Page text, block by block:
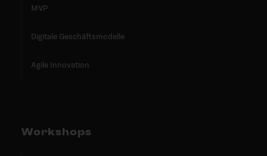
MVP
Digitale Geschäftsmodelle
Agile Innovation
Workshops